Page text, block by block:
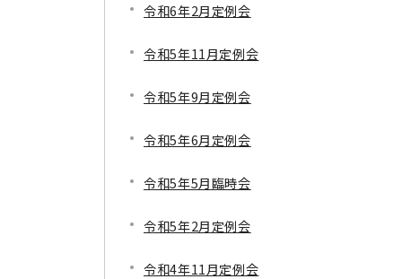
令和6年2月定例会
令和5年11月定例会
令和5年9月定例会
令和5年6月定例会
令和5年5月臨時会
令和5年2月定例会
令和4年11月定例会